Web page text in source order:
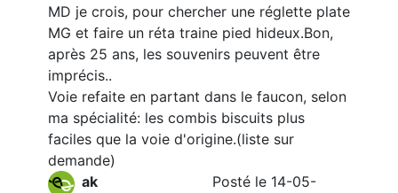
MD je crois, pour chercher une réglette plate
MG et faire un réta traine pied hideux.Bon,
après 25 ans, les souvenirs peuvent être
imprécis..
Voie refaite en partant dans le faucon, selon
ma spécialité: les combis biscuits plus
faciles que la voie d'origine.(liste sur
demande)
ak
Posté le 14-05-